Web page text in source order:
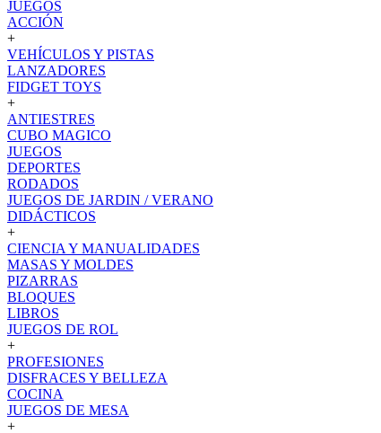
JUEGOS
ACCIÓN
+
VEHÍCULOS Y PISTAS
LANZADORES
FIDGET TOYS
+
ANTIESTRES
CUBO MAGICO
JUEGOS
DEPORTES
RODADOS
JUEGOS DE JARDIN / VERANO
DIDÁCTICOS
+
CIENCIA Y MANUALIDADES
MASAS Y MOLDES
PIZARRAS
BLOQUES
LIBROS
JUEGOS DE ROL
+
PROFESIONES
DISFRACES Y BELLEZA
COCINA
JUEGOS DE MESA
+